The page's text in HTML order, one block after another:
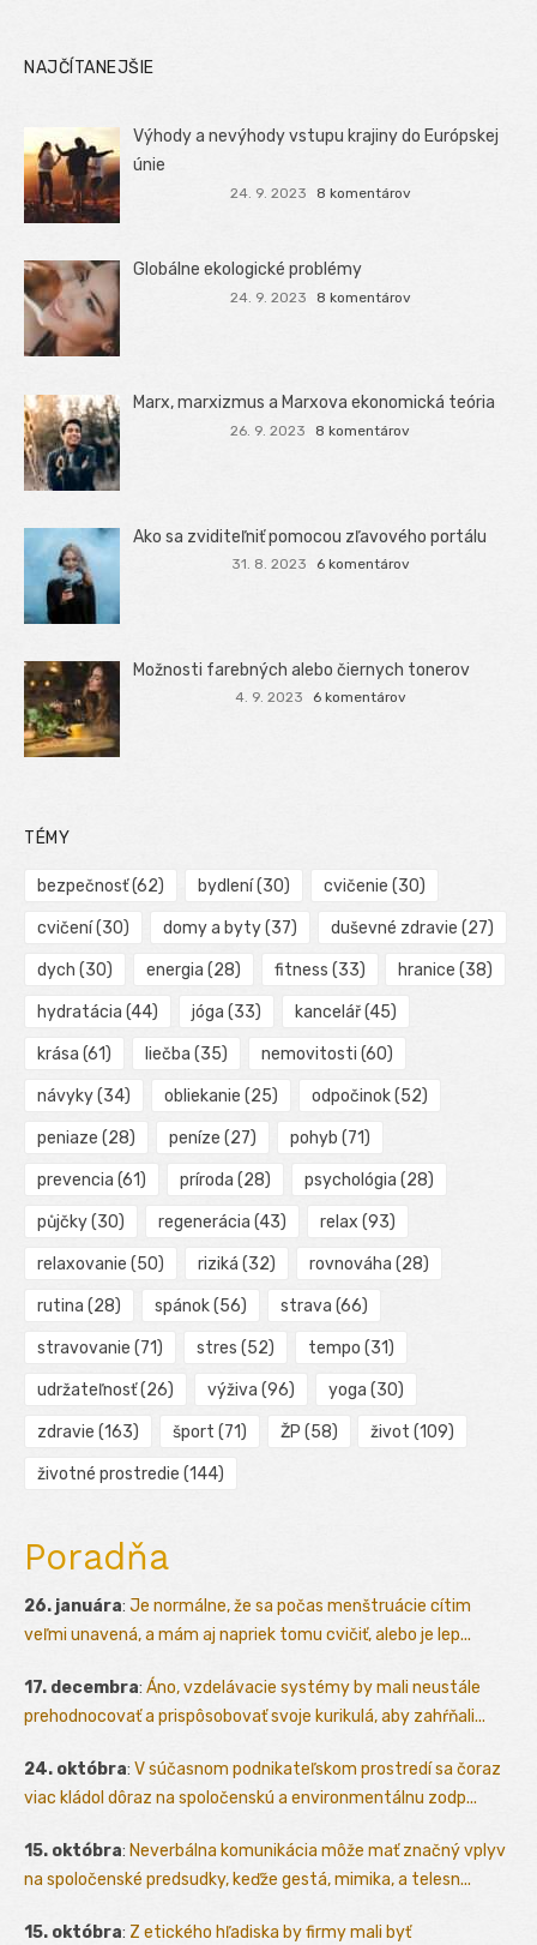
NAJČÍTANEJŠIE
Výhody a nevýhody vstupu krajiny do Európskej
únie
24. 9. 2023 8 komentárov
Globálne ekologické problémy
24. 9. 2023 8 komentárov
Marx, marxizmus a Marxova ekonomická teória
26. 9. 2023 8 komentárov
Ako sa zviditeľniť pomocou zľavového portálu
31. 8. 2023 6 komentárov
Možnosti farebných alebo čiernych tonerov
4. 9. 2023 6 komentárov
TÉMY
bezpečnosť(62) bydlení(30) cvičenie (30)
cvičení(30) domy a byty(37) duševné zdravie (27)
dych (30) energia (28) fitness (33) hranice (38)
hydratácia (44) jóga (33) kancelář(45)
krása (61) liečba (35) nemovitosti (60)
návyky(34) obliekanie (25) odpočinok(52)
peniaze (28) peníze (27) pohyb (71)
prevencia (61) príroda (28) psychológia (28)
půjčky(30) regenerácia (43) relax (93)
relaxovanie (50) riziká (32) rovnováha (28)
rutina (28) spánok(56) strava (66)
stravovanie (71) stres (52) tempo (31)
udržateľnosť(26) výživa (96) yoga (30)
zdravie (163) šport (71) ŽP (58) život (109)
životné prostredie (144)
Poradňa
26. januára: Je normálne, že sa počas menštruácie cítim
veľmi unavená, a mám aj napriek tomu cvičiť, alebo je lep...
17. decembra: Áno, vzdelávacie systémy by mali neustále
prehodnocovať a prispôsobovať svoje kurikulá, aby zahŕňali...
24. októbra: V súčasnom podnikateľskom prostredí sa čoraz
viac kládol dôraz na spoločenskú a environmentálnu zodp...
15. októbra: Neverbálna komunikácia môže mať značný vplyv
na spoločenské predsudky, keďže gestá, mimika, a telesn...
15. októbra: Z etického hľadiska by firmy mali byť